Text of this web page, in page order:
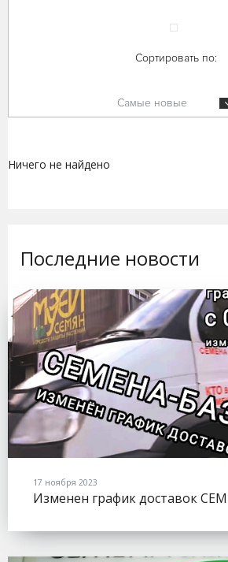
Сортировать по:
Самые новые
Ничего не найдено
Последние новости
17 ноября 2023
Изменен график доставок